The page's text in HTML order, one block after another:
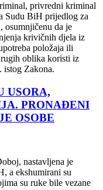
privredni kriminal
Sudu BiH prijedlog za
osumnjičenu da je
krivičnih djela iz
položaja ili
oblika koristi iz
istog Zakona.
USORA,
PRONAĐENI
OSOBE
nastavljena je
a ekshumirani su
su ruke bile vezane